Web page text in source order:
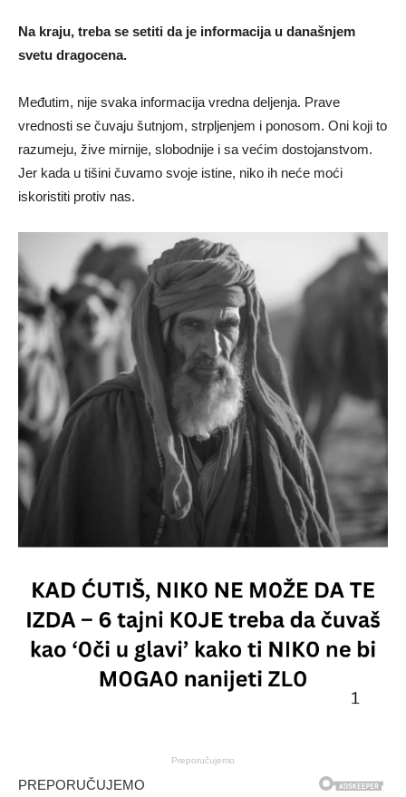
Na kraju, treba se setiti da je informacija u današnjem
svetu dragocena.
Međutim, nije svaka informacija vredna deljenja. Prave
vrednosti se čuvaju šutnjom, strpljenjem i ponosom. Oni koji to
razumeju, žive mirnije, slobodnije i sa većim dostojanstvom.
Jer kada u tišini čuvamo svoje istine, niko ih neće moći
iskoristiti protiv nas.
Preporučujemo